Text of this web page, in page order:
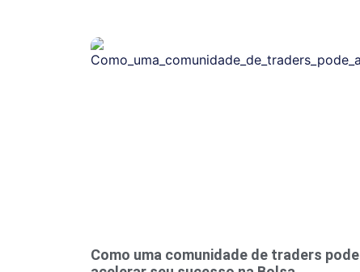
Como uma comunidade de traders pode